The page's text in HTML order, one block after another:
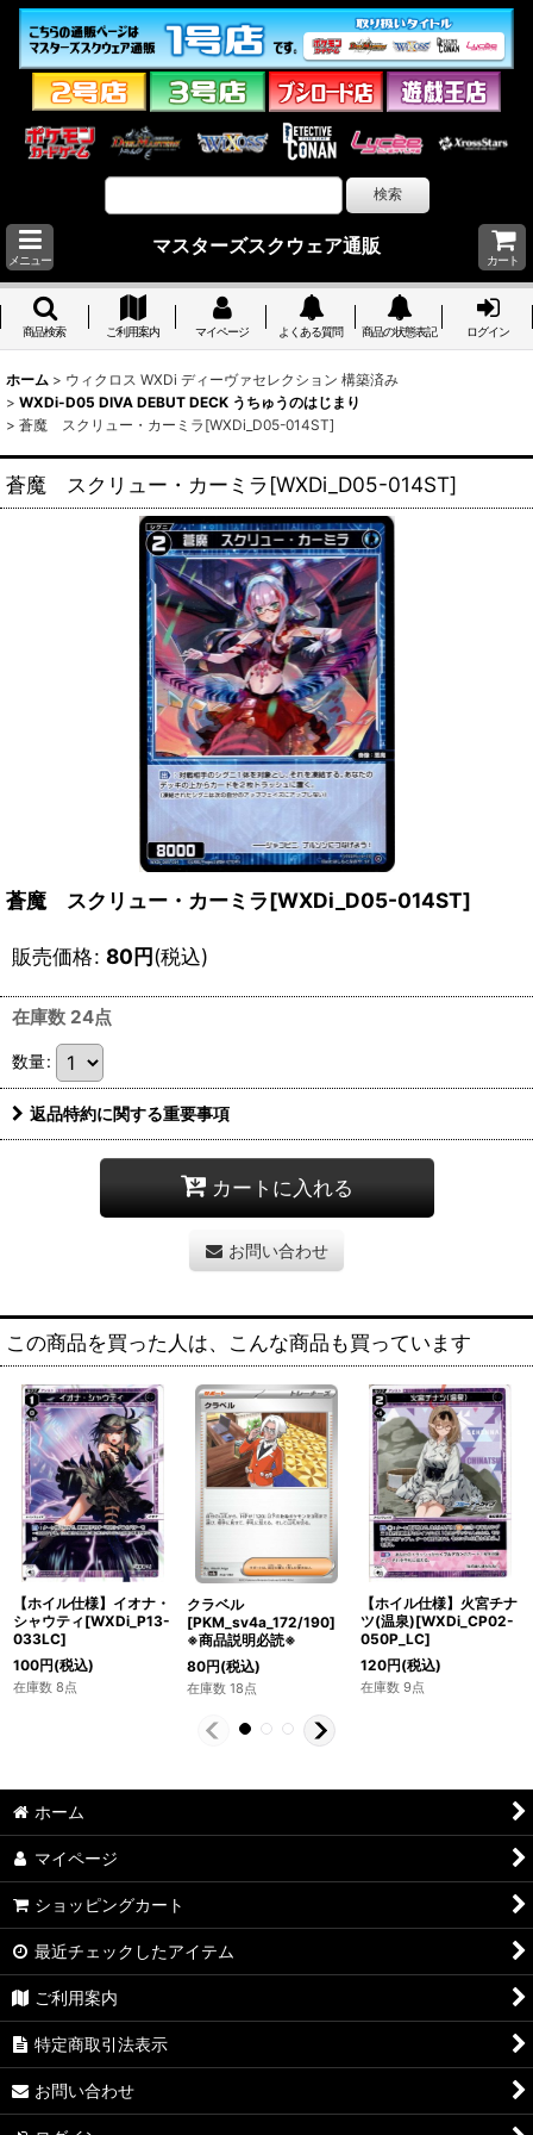
メニュー
マスターズスクウェア通販
カート
商品検索 ご利用案内 マイページ よくある質問 商品の状態表記 ログイン
ホーム > ウィクロス WXDi ディーヴァセレクション 構築済み
> WXDi-D05 DIVA DEBUT DECK うちゅうのはじまり
> 蒼魔 スクリュー・カーミラ[WXDi_D05-014ST]
蒼魔 スクリュー・カーミラ[WXDi_D05-014ST]
蒼魔 スクリュー・カーミラ[WXDi_D05-014ST]
販売価格: 80円(税込)
在庫数 24点
数量:
返品特約に関する重要事項
カートに入れる
お問い合わせ
この商品を買った人は、こんな商品も買っています
【ホイル仕様】イオナ・
シャウティ[WXDi_P13-
033LC]
100円(税込)
在庫数 8点
クラベル
[PKM_sv4a_172/190]
※商品説明必読※
80円(税込)
在庫数 18点
【ホイル仕様】火宮チナ
ツ(温泉)[WXDi_CP02-
050P_LC]
120円(税込)
在庫数 9点
ホーム
マイページ
ショッピングカート
最近チェックしたアイテム
ご利用案内
特定商取引法表示
お問い合わせ